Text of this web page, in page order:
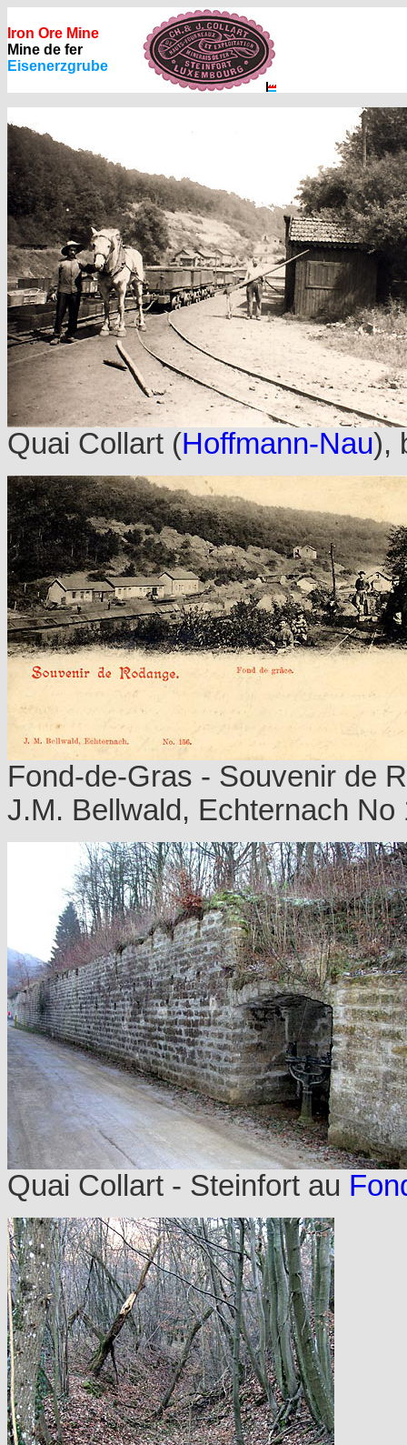
Iron Ore Mine
Mine de fer
Eisenerzgrube
Quai Collart (Hoffmann-Nau),
Fond-de-Gras - Souvenir de
J.M. Bellwald, Echternach
Quai Collart - Steinfort au